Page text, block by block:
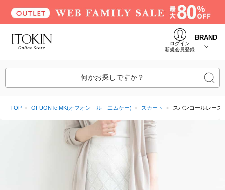
ログイン
新規会員登録
BRAND
何かお探しですか？
TOP OFUON le MK(オフオン ル エムケー) スカート スパンコールレース